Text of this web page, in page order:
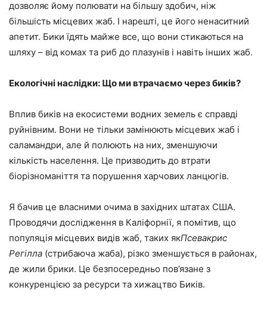
дозволяє йому полювати на більшу здобич, ніж
більшість місцевих жаб. І нарешті, це його ненаситний
апетит. Бики їдять майже все, що вони стикаються на
шляху – від комах та риб до плазунів і навіть інших жаб.
Екологічні наслідки: Що ми втрачаємо через биків?
Вплив биків на екосистеми водних земель є справді
руйнівним. Вони не тільки замінюють місцевих жаб і
саламандри, але й полюють на них, зменшуючи
кількість населення. Це призводить до втрати
біорізноманіття та порушення харчових ланцюгів.
Я бачив це власними очима в західних штатах США.
Проводячи дослідження в Каліфорнії, я помітив, що
популяція місцевих видів жаб, таких якПсевакрис
Регілла (стрибаюча жаба), різко зменшується в районах,
де жили брики. Це безпосередньо пов’язане з
конкуренцією за ресурси та хижацтво Биків.